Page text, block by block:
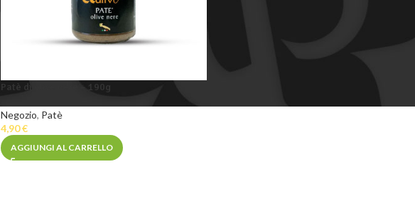
Patè di olive nere – 190g
Negozio, Patè
4,90€
AGGIUNGI AL CARRELLO